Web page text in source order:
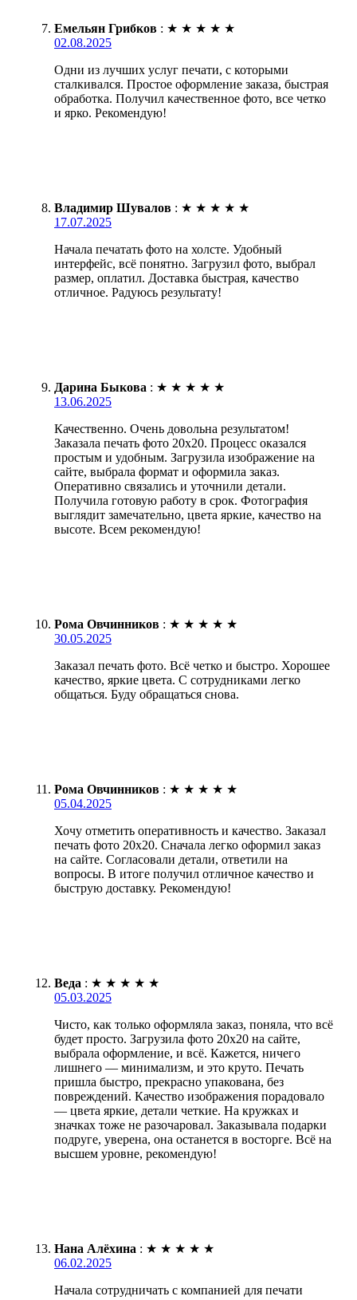
Емельян Грибков : ★ ★ ★ ★ ★
02.08.2025
Одни из лучших услуг печати, с которыми
сталкивался. Простое оформление заказа, быстрая
обработка. Получил качественное фото, все четко
и ярко. Рекомендую!
Владимир Шувалов : ★ ★ ★ ★ ★
17.07.2025
Начала печатать фото на холсте. Удобный
интерфейс, всё понятно. Загрузил фото, выбрал
размер, оплатил. Доставка быстрая, качество
отличное. Радуюсь результату!
Дарина Быкова : ★ ★ ★ ★ ★
13.06.2025
Качественно. Очень довольна результатом!
Заказала печать фото 20х20. Процесс оказался
простым и удобным. Загрузила изображение на
сайте, выбрала формат и оформила заказ.
Оперативно связались и уточнили детали.
Получила готовую работу в срок. Фотография
выглядит замечательно, цвета яркие, качество на
высоте. Всем рекомендую!
Рома Овчинников : ★ ★ ★ ★ ★
30.05.2025
Заказал печать фото. Всё четко и быстро. Хорошее
качество, яркие цвета. С сотрудниками легко
общаться. Буду обращаться снова.
Рома Овчинников : ★ ★ ★ ★ ★
05.04.2025
Хочу отметить оперативность и качество. Заказал
печать фото 20х20. Сначала легко оформил заказ
на сайте. Согласовали детали, ответили на
вопросы. В итоге получил отличное качество и
быструю доставку. Рекомендую!
Веда : ★ ★ ★ ★ ★
05.03.2025
Чисто, как только оформляла заказ, поняла, что всё
будет просто. Загрузила фото 20х20 на сайте,
выбрала оформление, и всё. Кажется, ничего
лишнего — минимализм, и это круто. Печать
пришла быстро, прекрасно упакована, без
повреждений. Качество изображения порадовало
— цвета яркие, детали четкие. На кружках и
значках тоже не разочаровал. Заказывала подарки
подруге, уверена, она останется в восторге. Всё на
высшем уровне, рекомендую!
Нана Алёхина : ★ ★ ★ ★ ★
06.02.2025
Начала сотрудничать с компанией для печати